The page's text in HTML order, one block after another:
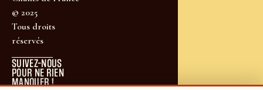
© 2025
Tous droits
réservés
SUIVEZ-NOUS
POUR NE RIEN
MANQUER !